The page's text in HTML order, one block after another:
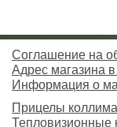
Соглашение на
Адрес магазина
Информация о
Прицелы
Тепловизионные